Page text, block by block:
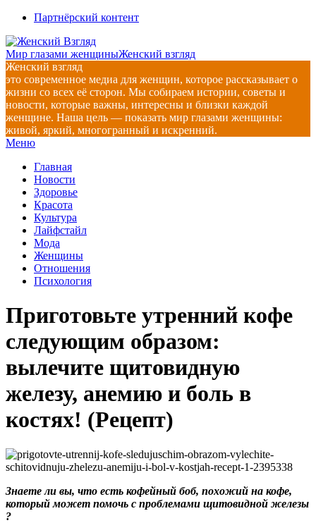
Перейти
содержимому
Партнёрский контент
Мир глазами женщиныЖенский взгляд
Женский взгляд
это современное медиа для женщин, которое рассказывает о
жизни со всех её сторон. Мы собираем истории, советы и
новости, которые важны, интересны и близки каждой
женщине. Наша цель — показать мир глазами женщины:
живой, яркий, многогранный и искренний.
Главное
меню
Меню
Главная
Новости
Здоровье
Красота
Культура
Лайфстайл
Мода
Женщины
Отношения
Психология
Приготовьте утренний кофе
следующим образом:
вылечите щитовидную
железу, анемию и боль в
костях! (Рецепт)
Знаете ли вы, что есть кофейный боб, похожий на кофе,
который может помочь с проблемами щитовидной железы
?